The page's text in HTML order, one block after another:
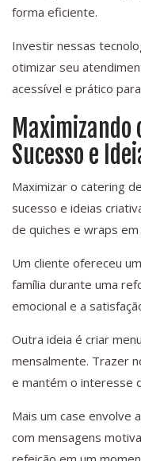
forma eficiente.
Investir nessas
otimizar seu
acessível e prático
Maximizando
Sucesso e
Maximizar o catering
sucesso e ideias
de quiches e wraps
Um cliente ofereceu
família durante uma
emocional e a
Outra ideia é criar
mensalmente. Trazer
e mantém o interesse
Mais um case envolve
com mensagens